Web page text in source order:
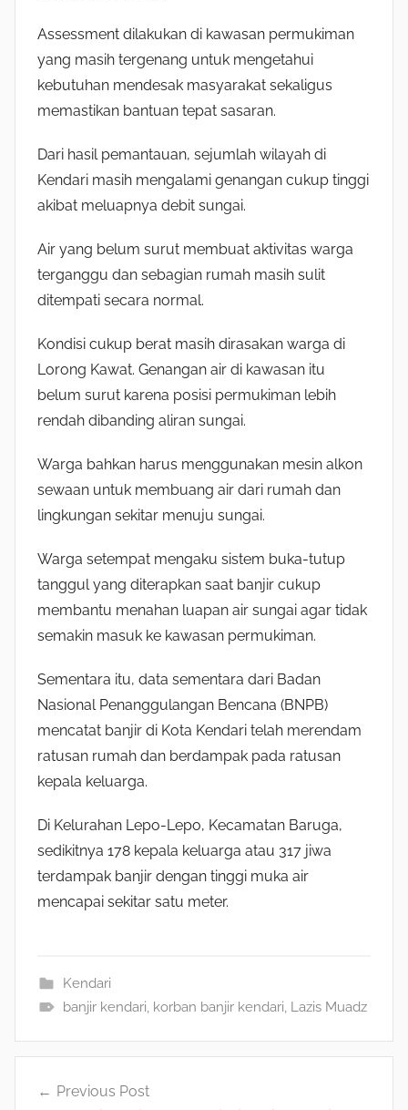
Assessment dilakukan di kawasan permukiman
yang masih tergenang untuk mengetahui
kebutuhan mendesak masyarakat sekaligus
memastikan bantuan tepat sasaran.
Dari hasil pemantauan, sejumlah wilayah di
Kendari masih mengalami genangan cukup tinggi
akibat meluapnya debit sungai.
Air yang belum surut membuat aktivitas warga
terganggu dan sebagian rumah masih sulit
ditempati secara normal.
Kondisi cukup berat masih dirasakan warga di
Lorong Kawat. Genangan air di kawasan itu
belum surut karena posisi permukiman lebih
rendah dibanding aliran sungai.
Warga bahkan harus menggunakan mesin alkon
sewaan untuk membuang air dari rumah dan
lingkungan sekitar menuju sungai.
Warga setempat mengaku sistem buka-tutup
tanggul yang diterapkan saat banjir cukup
membantu menahan luapan air sungai agar tidak
semakin masuk ke kawasan permukiman.
Sementara itu, data sementara dari Badan
Nasional Penanggulangan Bencana (BNPB)
mencatat banjir di Kota Kendari telah merendam
ratusan rumah dan berdampak pada ratusan
kepala keluarga.
Di Kelurahan Lepo-Lepo, Kecamatan Baruga,
sedikitnya 178 kepala keluarga atau 317 jiwa
terdampak banjir dengan tinggi muka air
mencapai sekitar satu meter.
Kendari
banjir kendari, korban banjir kendari, Lazis Muadz
Navigasi
Previous Post